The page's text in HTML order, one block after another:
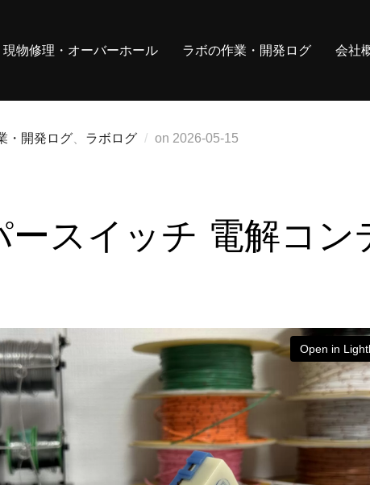
現物修理・オーバーホール ラボの作業・開発ログ 会社
・開発ログ ラボログ on 投
2026-05-15
ースイッチ 電解コン
Open in